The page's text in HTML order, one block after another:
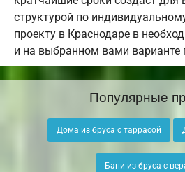
структурой по
проекту в Краснодаре в
и на выбранном вами варианте
Популярные
Дома из бруса с таррасой
Бани из бруса с